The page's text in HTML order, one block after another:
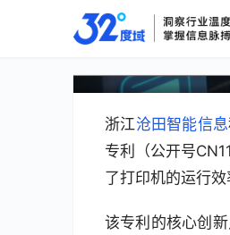
双核SoC
破行业技术
浙江沧田智能信息
专利（公开号
了打印机的运行
该专利的核心创